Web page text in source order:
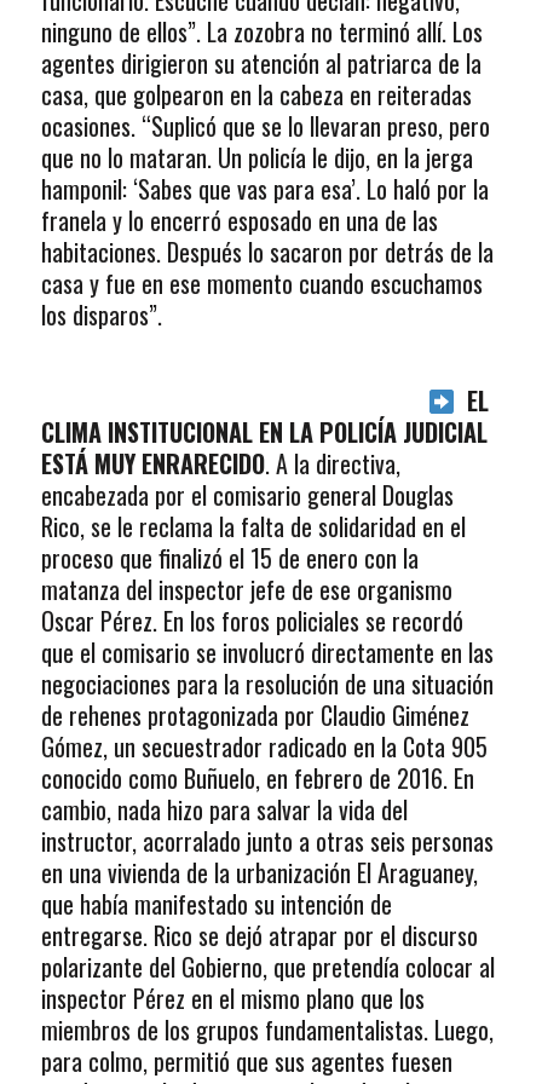
ninguno de ellos”. La zozobra no terminó allí. Los
agentes dirigieron su atención al patriarca de la
casa, que golpearon en la cabeza en reiteradas
ocasiones. “Suplicó que se lo llevaran preso, pero
que no lo mataran. Un policía le dijo, en la jerga
hamponil: ‘Sabes que vas para esa’. Lo haló por la
franela y lo encerró esposado en una de las
habitaciones. Después lo sacaron por detrás de la
casa y fue en ese momento cuando escuchamos
los disparos”.
EL
CLIMA INSTITUCIONAL EN LA POLICÍA JUDICIAL
ESTÁ MUY ENRARECIDO. A la directiva,
encabezada por el comisario general Douglas
Rico, se le reclama la falta de solidaridad en el
proceso que finalizó el 15 de enero con la
matanza del inspector jefe de ese organismo
Oscar Pérez. En los foros policiales se recordó
que el comisario se involucró directamente en las
negociaciones para la resolución de una situación
de rehenes protagonizada por Claudio Giménez
Gómez, un secuestrador radicado en la Cota 905
conocido como Buñuelo, en febrero de 2016. En
cambio, nada hizo para salvar la vida del
instructor, acorralado junto a otras seis personas
en una vivienda de la urbanización El Araguaney,
que había manifestado su intención de
entregarse. Rico se dejó atrapar por el discurso
polarizante del Gobierno, que pretendía colocar al
inspector Pérez en el mismo plano que los
miembros de los grupos fundamentalistas. Luego,
para colmo, permitió que sus agentes fuesen